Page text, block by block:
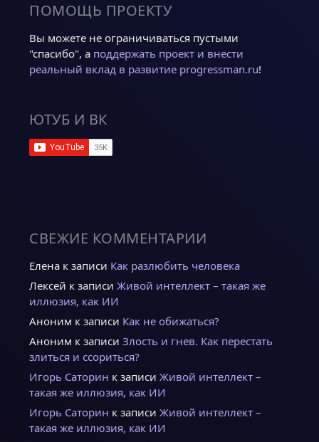
ПОМОЩЬ ПРОЕКТУ
Вы можете не ограничиваться пустыми
"спасибо", а поддержать проект и внести
реальный вклад в развитие progressman.ru!
ЮТУБ И ВК
СВЕЖИЕ КОММЕНТАРИИ
Елена к записи Как разлюбить человека
Лексей к записи Живой интеллект – такая же
иллюзия, как ИИ
Аноним к записи Как не обижаться?
Аноним к записи Злость и гнев. Как перестать
злиться и ссориться?
Игорь Саторин к записи Живой интеллект –
такая же иллюзия, как ИИ
Игорь Саторин к записи Живой интеллект –
такая же иллюзия, как ИИ